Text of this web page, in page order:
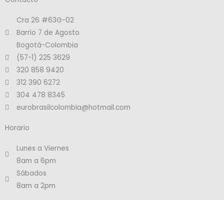
Cra 26 #63G-02
Barrio 7 de Agosto
Bogotá-Colombia
(57-1) 225 3629
320 858 9420
312 390 6272
304 478 8345
eurobrasilcolombia@hotmail.com
Horario
Lunes a Viernes
8am a 6pm
Sábados
8am a 2pm